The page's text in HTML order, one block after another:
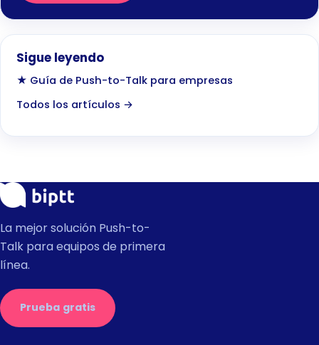
Sigue leyendo
★ Guía de Push-to-Talk para empresas
Todos los artículos →
La mejor solución Push-to-
Talk para equipos de primera
línea.
Prueba gratis